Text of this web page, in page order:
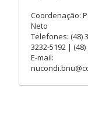
Coordenação:
Neto
Telefones: (48)
3232-5192 | (48)
E-mail: